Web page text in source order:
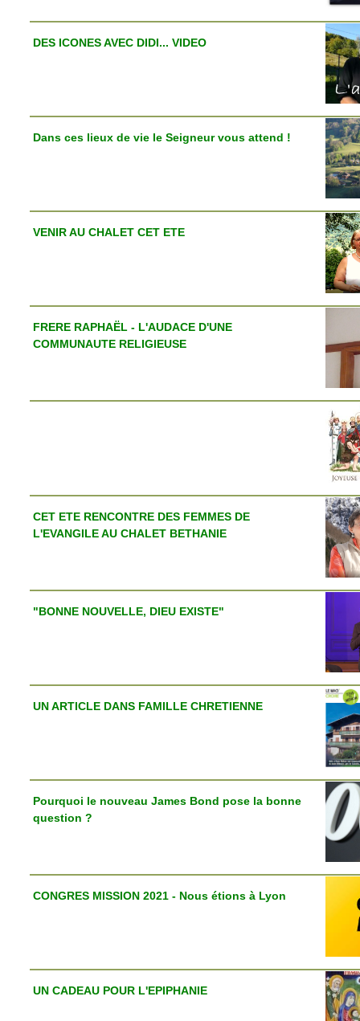
DES ICONES AVEC DIDI... VIDEO
Dans ces lieux de vie le Seigneur vous attend !
VENIR AU CHALET CET ETE
FRERE RAPHAËL - L'AUDACE D'UNE
COMMUNAUTE RELIGIEUSE
CET ETE RENCONTRE DES FEMMES DE
L'EVANGILE AU CHALET BETHANIE
"BONNE NOUVELLE, DIEU EXISTE"
UN ARTICLE DANS FAMILLE CHRETIENNE
Pourquoi le nouveau James Bond pose la bonne
question ?
CONGRES MISSION 2021 - Nous étions à Lyon
UN CADEAU POUR L'EPIPHANIE